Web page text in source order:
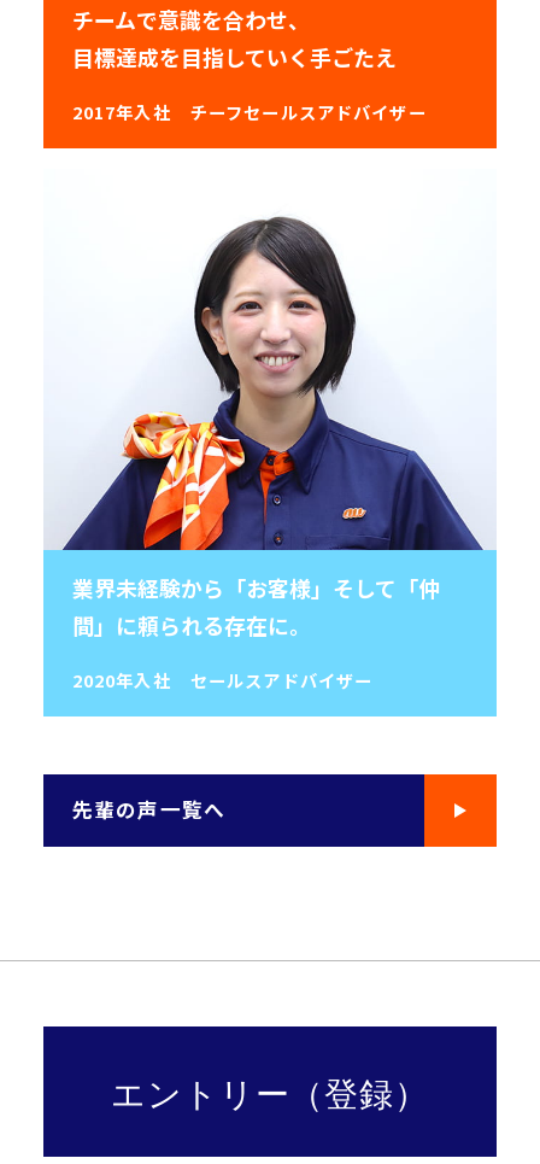
チームで意識を合わせ、
目標達成を目指していく手ごたえ
2017年入社 チーフセールスアドバイザー
業界未経験から「お客様」そして「仲
間」に頼られる存在に。
2020年入社 セールスアドバイザー
先輩の声一覧へ
エントリー（登録）